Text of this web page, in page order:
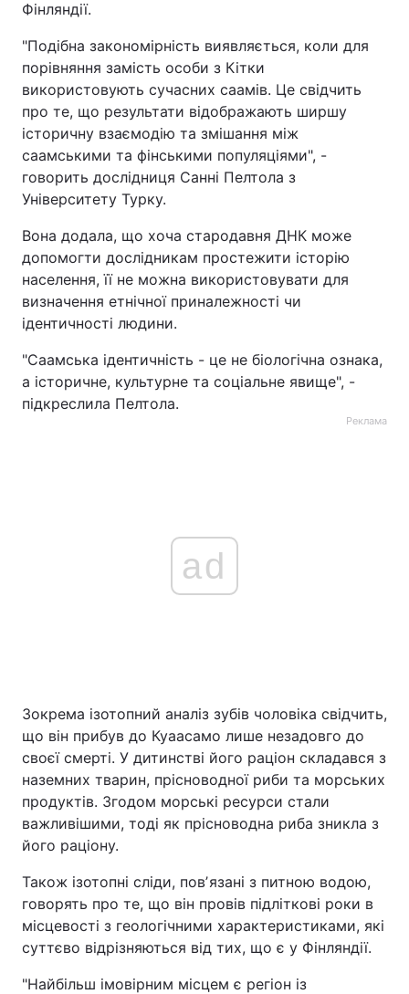
Фінляндії.
"Подібна закономірність виявляється, коли для
порівняння замість особи з Кітки
використовують сучасних саамів. Це свідчить
про те, що результати відображають ширшу
історичну взаємодію та змішання між
саамськими та фінськими популяціями", -
говорить дослідниця Санні Пелтола з
Університету Турку.
Вона додала, що хоча стародавня ДНК може
допомогти дослідникам простежити історію
населення, її не можна використовувати для
визначення етнічної приналежності чи
ідентичності людини.
"Саамська ідентичність - це не біологічна ознака,
а історичне, культурне та соціальне явище", -
підкреслила Пелтола.
Реклама
ad
Зокрема ізотопний аналіз зубів чоловіка свідчить,
що він прибув до Куаасамо лише незадовго до
своєї смерті. У дитинстві його раціон складався з
наземних тварин, прісноводної риби та морських
продуктів. Згодом морські ресурси стали
важливішими, тоді як прісноводна риба зникла з
його раціону.
Також ізотопні сліди, повʼязані з питною водою,
говорять про те, що він провів підліткові роки в
місцевості з геологічними характеристиками, які
суттєво відрізняються від тих, що є у Фінляндії.
"Найбільш імовірним місцем є регіон із